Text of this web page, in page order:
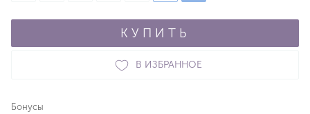
КУПИТЬ
В ИЗБРАННОЕ
Бонусы